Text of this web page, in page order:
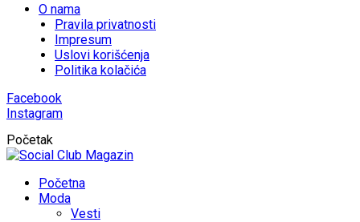
O nama
Pravila privatnosti
Impresum
Uslovi korišćenja
Politika kolačića
Facebook
Instagram
Početak
Početna
Moda
Vesti